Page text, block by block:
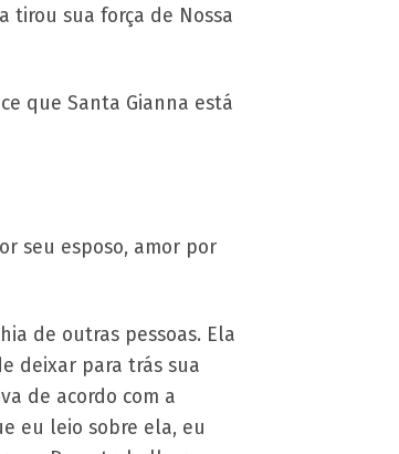
tirou sua força de Nossa
que Santa Gianna está
seu esposo, amor por
de outras pessoas. Ela
deixar para trás sua
de acordo com a
eu leio sobre ela, eu